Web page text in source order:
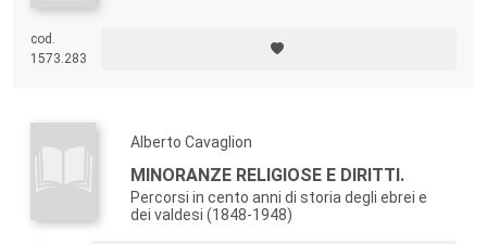
cod.
1573.283
Alberto Cavaglion
MINORANZE RELIGIOSE E DIRITTI.
Percorsi in cento anni di storia degli ebrei e
dei valdesi (1848-1948)